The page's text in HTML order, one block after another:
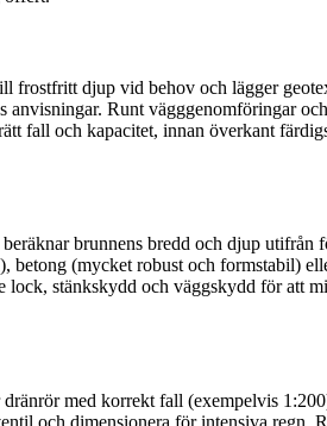
djup vid behov och lägger
Runt vägggenomföringar
fall och kapacitet, innan överkant
brunnens bredd och djup utifrån
(mycket robust och formstabil)
stänkskydd och väggskydd för att
med korrekt fall (exempelvis
och dimensionera för intensiva regn.